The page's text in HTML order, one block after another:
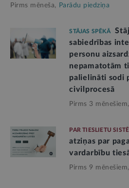
Pirms mēneša,
Parādu piedziņa
STĀJAS SPĒKĀ
sabiedrības
personu
nepamatotām
palielināti sodi
civilprocesā
Pirms 3 mēnešiem,
PAR TIESLIETU
atziņas par
vardarbību
Pirms 9 mēnešiem,